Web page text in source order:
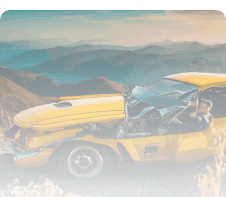
l’opportunité clé pour générer des revenus
en ligne
15 juin 2026